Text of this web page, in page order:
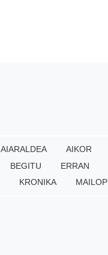
AIARALDEA AIKOR
BEGITU
ERRAN
KRONIKA